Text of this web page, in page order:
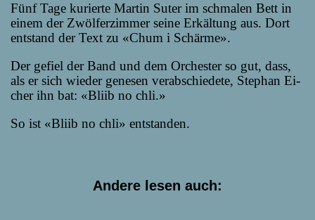
Fünf Ta­ge ku­rier­te Mar­tin Su­ter im schma­len Bett in
ei­nem der Zwöl­fer­zim­mer sei­ne Er­käl­tung aus. Dort
ent­stand der Text zu «Chum i Schärme».
Der ge­fiel der Band und dem Or­ches­ter so gut, dass,
als er sich wie­der ge­ne­sen ver­ab­schie­de­te, Ste­phan Ei­
cher ihn bat: «Bliib no chli.»
So ist «Bliib no chli» entstanden.
Andere lesen auch: